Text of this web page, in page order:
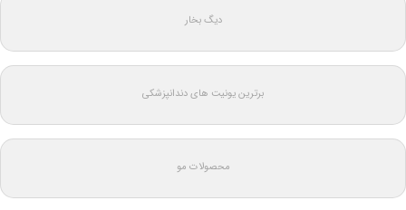
دیگ بخار
برترین یونیت های دندانپزشکی
محصولات مو